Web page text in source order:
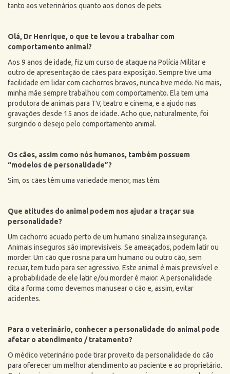
tanto aos veterinários quanto aos donos de pets.
Olá, Dr Henrique, o que te levou a trabalhar com
comportamento animal?
Aos 9 anos de idade, fiz um curso de ataque na Polícia Militar e
outro de apresentação de cães para exposição. Sempre tive uma
facilidade em lidar com cachorros bravos, nunca tive medo. No mais,
minha mãe sempre trabalhou com comportamento. Ela tem uma
produtora de animais para TV, teatro e cinema, e a ajudo nas
gravações desde 15 anos de idade. Acho que, naturalmente, foi
surgindo o desejo pelo comportamento animal.
Os cães, assim como nós humanos, também possuem
“modelos de personalidade”?
Sim, os cães têm uma variedade menor, mas têm.
Que atitudes do animal podem nos ajudar a traçar sua
personalidade?
Um cachorro acuado perto de um humano sinaliza insegurança.
Animais inseguros são imprevisíveis. Se ameaçados, podem latir ou
morder. Um cão que rosna para um humano ou outro cão, sem
recuar, tem tudo para ser agressivo. Este animal é mais previsível e
a probabilidade de ele latir e/ou morder é maior. A personalidade
dita a forma como devemos manusear o cão e, assim, evitar
acidentes.
Para o veterinário, conhecer a personalidade do animal pode
afetar o atendimento / tratamento?
O médico veterinário pode tirar proveito da personalidade do cão
para oferecer um melhor atendimento ao paciente e ao proprietário.